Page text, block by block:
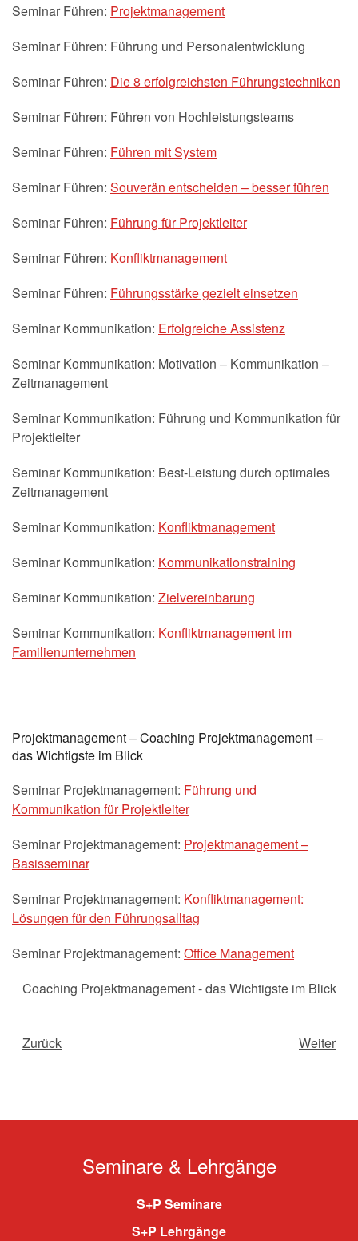
Seminar Führen: Projektmanagement
Seminar Führen: Führung und Personalentwicklung
Seminar Führen: Die 8 erfolgreichsten Führungstechniken
Seminar Führen: Führen von Hochleistungsteams
Seminar Führen: Führen mit System
Seminar Führen: Souverän entscheiden – besser führen
Seminar Führen: Führung für Projektleiter
Seminar Führen: Konfliktmanagement
Seminar Führen: Führungsstärke gezielt einsetzen
Seminar Kommunikation: Erfolgreiche Assistenz
Seminar Kommunikation: Motivation – Kommunikation –
Zeitmanagement
Seminar Kommunikation: Führung und Kommunikation für
Projektleiter
Seminar Kommunikation: Best-Leistung durch optimales
Zeitmanagement
Seminar Kommunikation: Konfliktmanagement
Seminar Kommunikation: Kommunikationstraining
Seminar Kommunikation: Zielvereinbarung
Seminar Kommunikation: Konfliktmanagement im
Familienunternehmen
Projektmanagement – Coaching Projektmanagement –
das Wichtigste im Blick
Seminar Projektmanagement: Führung und
Kommunikation für Projektleiter
Seminar Projektmanagement: Projektmanagement –
Basisseminar
Seminar Projektmanagement: Konfliktmanagement:
Lösungen für den Führungsalltag
Seminar Projektmanagement: Office Management
Coaching Projektmanagement - das Wichtigste im Blick
Zurück Weiter
Seminare & Lehrgänge
S+P Seminare
S+P Lehrgänge